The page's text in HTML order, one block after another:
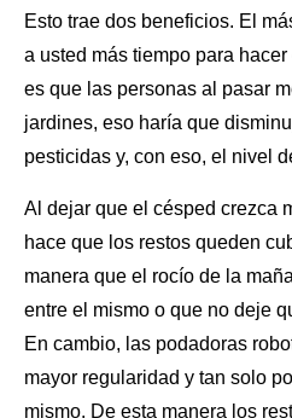
Esto trae dos beneficios. El
a usted más tiempo para
es que las personas al pasar
jardines, eso haría que
pesticidas y, con eso, el nivel
Al dejar que el césped crezca
hace que los restos queden
manera que el rocío de la
entre el mismo o que no deje
En cambio, las podadoras
mayor regularidad y tan solo
mismo. De esta manera los